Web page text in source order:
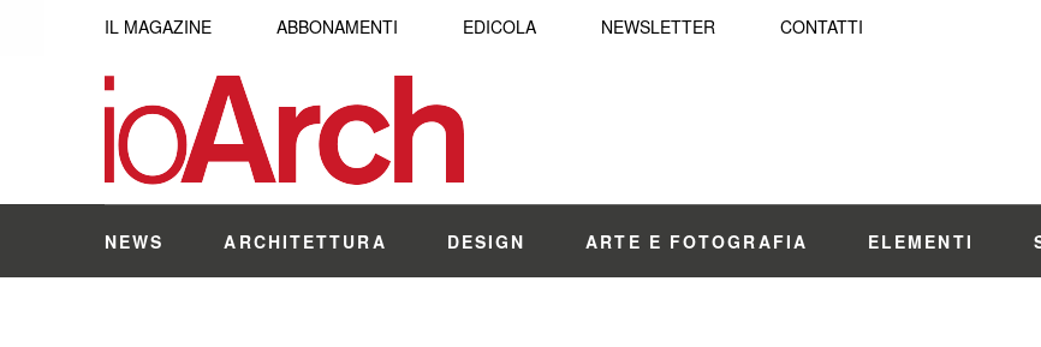
IL MAGAZINE ABBONAMENTI EDICOLA NEWSLETTER CONTATTI
NEWS ARCHITETTURA DESIGN ARTE E FOTOGRAFIA ELEMENTI